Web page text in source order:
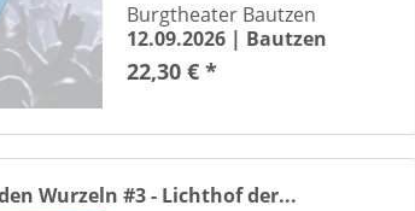
Arena Magdeburg
Gewandhaus / Mendelssohn-Saal Leipzig
zu Leipzig
Theater Bad Lauchstädt
Haus Halberstadt
MESSE Arena Halle / Saale
Burgtheater Bautzen
12.09.2026 | Bautzen
22,30 € *
Wurzeln #3 - Lichthof der...